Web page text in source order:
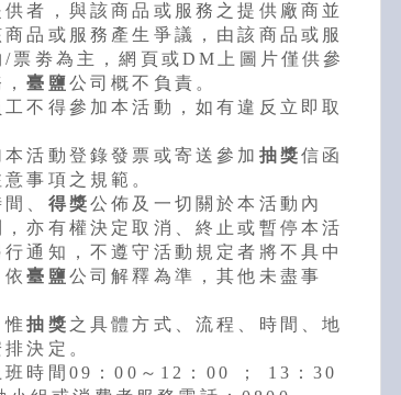
者，與該商品或服務之提供廠商並
品或服務產生爭議，由該商品或服
票劵為主，網頁或DM上圖片僅供參
，臺鹽公司概不負責。
不得參加本活動，如有違反立即取
活動登錄發票或寄送參加 抽獎信函
事項之規範。
間、 得獎公佈及一切關於本活動內
亦有權決定取消、終止或暫停本活
通知，不遵守活動規定者將不具中
依臺鹽公司解釋為準，其他未盡事
惟抽獎 之具體方式、流程、時間、地
決定。
時間09：00～12：00 ； 13：30